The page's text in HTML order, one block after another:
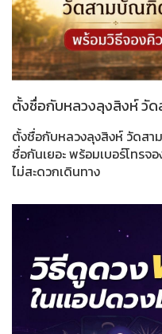
ตั้งชื่อกับหลวงลุงสิงห์ วั
ตั้งชื่อกับหลวงลุงสิงห์ วัดสา
ชื่อกันเยอะ พร้อมเบอร์โทรจ
ไม่สะดวกเดินทาง